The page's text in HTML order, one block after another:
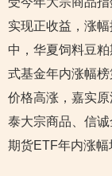
实现正收益，涨
中，华夏饲料豆
式基金年内涨幅
价格高涨，嘉实
泰大宗商品、信
期货ETF年内涨幅